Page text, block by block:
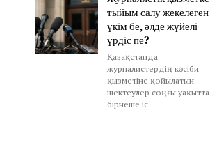
тыйым салу жекелеген
үкім бе, әлде жүйелі
үрдіс пе?
Қазақстанда
журналистердің кәсіби
қызметіне қойылатын
шектеулер соңғы уақытта
бірнеше іс